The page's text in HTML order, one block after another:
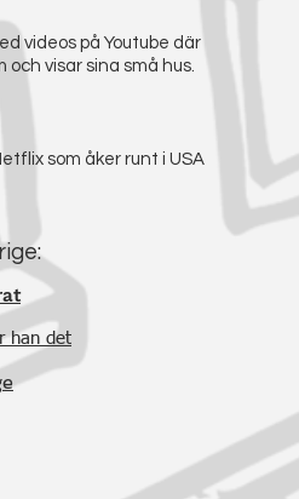
videos på Youtube där
visar sina små hus.
som åker runt i USA
han det